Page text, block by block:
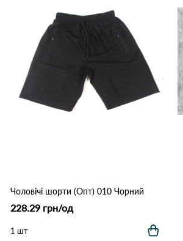
Чоловічі шорти (Опт) 010 Чорний
228.29 грн/од
1 шт